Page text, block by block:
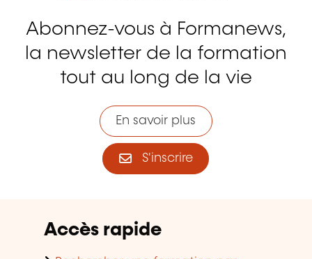
Abonnez-vous à Formanews,
la newsletter de la formation
tout au long de la vie
En savoir plus
S'inscrire
Accès rapide